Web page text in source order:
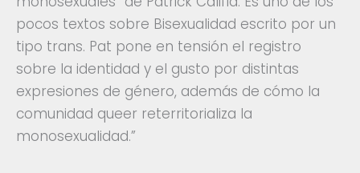
pocos textos sobre Bisexualidad escrito por un
tipo trans. Pat pone en tensión el registro
sobre la identidad y el gusto por distintas
expresiones de género, además de cómo la
comunidad queer reterritorializa la
monosexualidad.”